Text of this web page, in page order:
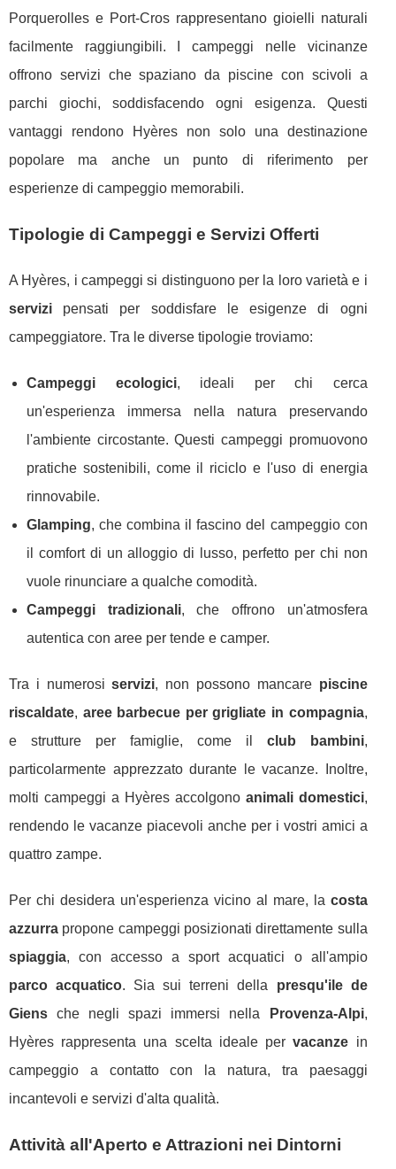
Porquerolles e Port-Cros rappresentano gioielli naturali
facilmente raggiungibili. I campeggi nelle vicinanze
offrono servizi che spaziano da piscine con scivoli a
parchi giochi, soddisfacendo ogni esigenza. Questi
vantaggi rendono Hyères non solo una destinazione
popolare ma anche un punto di riferimento per
esperienze di campeggio memorabili.
Tipologie di Campeggi e Servizi Offerti
A Hyères, i campeggi si distinguono per la loro varietà e i
servizi pensati per soddisfare le esigenze di ogni
campeggiatore. Tra le diverse tipologie troviamo:
Campeggi ecologici, ideali per chi cerca
un'esperienza immersa nella natura preservando
l'ambiente circostante. Questi campeggi promuovono
pratiche sostenibili, come il riciclo e l'uso di energia
rinnovabile.
Glamping, che combina il fascino del campeggio con
il comfort di un alloggio di lusso, perfetto per chi non
vuole rinunciare a qualche comodità.
Campeggi tradizionali, che offrono un'atmosfera
autentica con aree per tende e camper.
Tra i numerosiservizi, non possono mancare piscine
riscaldate, aree barbecue per grigliate in compagnia,
e strutture per famiglie, come il club bambini,
particolarmente apprezzato durante le vacanze. Inoltre,
molti campeggi a Hyères accolgono animali domestici,
rendendo le vacanze piacevoli anche per i vostri amici a
quattro zampe.
Per chi desidera un'esperienza vicino al mare, la costa
azzurra propone campeggi posizionati direttamente sulla
spiaggia, con accesso a sport acquatici o all'ampio
parco acquatico. Sia sui terreni della presqu'ile de
Giens che negli spazi immersi nella Provenza-Alpi,
Hyères rappresenta una scelta ideale pervacanze in
campeggio a contatto con la natura, tra paesaggi
incantevoli e servizi d'alta qualità.
Attività all'Aperto e Attrazioni nei Dintorni